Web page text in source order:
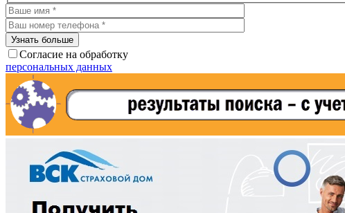
Согласие на обработку
персональных данных